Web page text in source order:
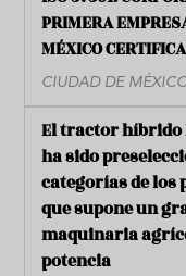
PRIMERA
MÉXICO
CIUDAD DE
El tractor híbrido
ha sido
categorías de los
que supone un
maquinaria
potencia